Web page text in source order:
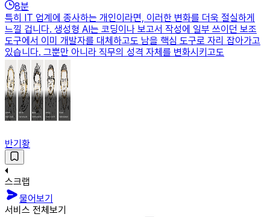
8분
특히 IT 업계에 종사하는 개인이라면, 이러한 변화를 더욱 절실하게
느낄 겁니다. 생성형 AI는 코딩이나 보고서 작성에 일부 쓰이던 보조
도구에서 이미 개발자를 대체하고도 남을 핵심 도구로 자리 잡아가고
있습니다. 그뿐만 아니라 직무의 성격 자체를 변화시키고도
반기황
스크랩
물어보기
서비스 전체보기